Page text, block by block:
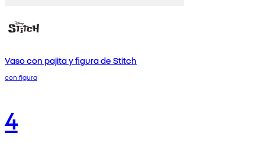
Vaso con pajita y figura de Stitch
con figura
4